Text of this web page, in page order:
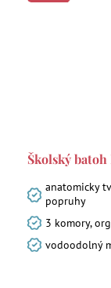
Školský
anatomicky
popruhy
3 komory,
vodoodolný